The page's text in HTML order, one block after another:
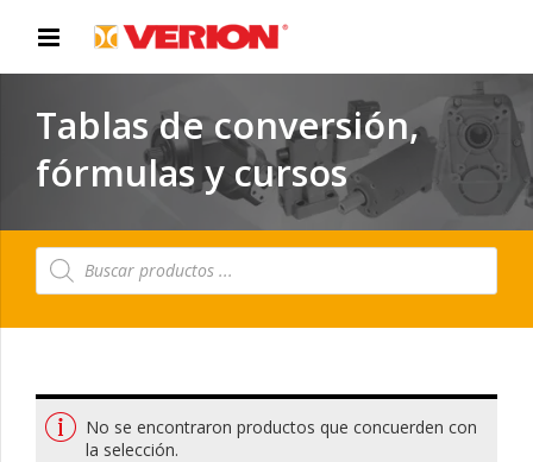
Tablas de conversión,
fórmulas y cursos
Búsqueda
de
No se encontraron productos que concuerden con
la selección.